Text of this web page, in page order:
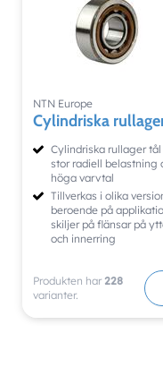
NTN Europe
Cylindriska
Cylindriska rullager tål
stor radiell belastning
höga varvtal
Tillverkas i olika
beroende på
skiljer på flänsar på
och innerring
Produkten har 228
varianter.